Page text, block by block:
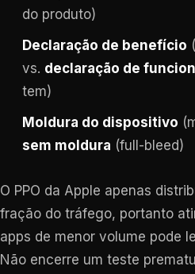
do produto)
Declaração de benefício
vs. declaração de
tem)
Moldura do dispositivo
sem moldura (full-bleed)
O PPO da Apple apenas
fração do tráfego, portanto
apps de menor volume pode
Não encerre um teste